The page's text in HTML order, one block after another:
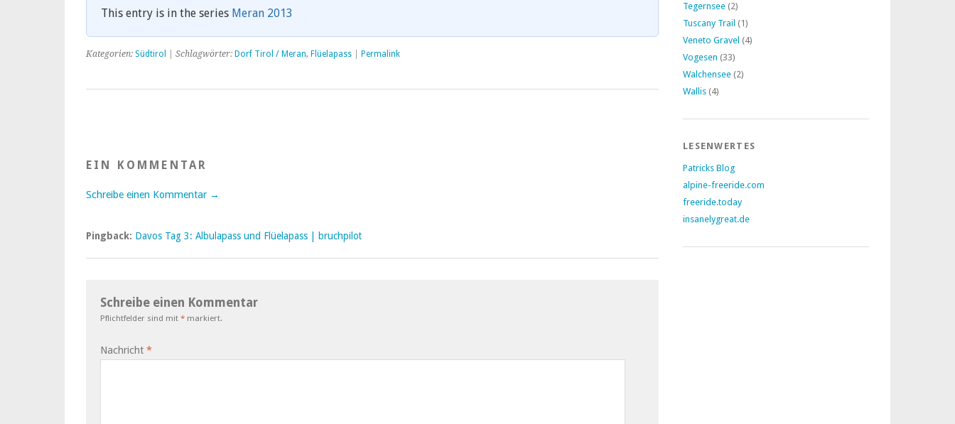
This entry is in the series Meran 2013
Kategorien: Südtirol | Schlagwörter: Dorf Tirol / Meran, Flüelapass Permalink
EIN KOMMENTAR
Schreibe einen Kommentar →
Pingback: Davos Tag 3: Albulapass und Flüelapass | bruchpilot
Schreibe einen Kommentar
Pflichtfelder sind mit * markiert.
Nachricht *
Tegernsee (2)
Tuscany Trail (1)
Veneto Gravel (4)
Vogesen (33)
Walchensee (2)
Wallis (4)
LESENWERTES
Patricks Blog
alpine-freeride.com
freeride.today
insanelygreat.de